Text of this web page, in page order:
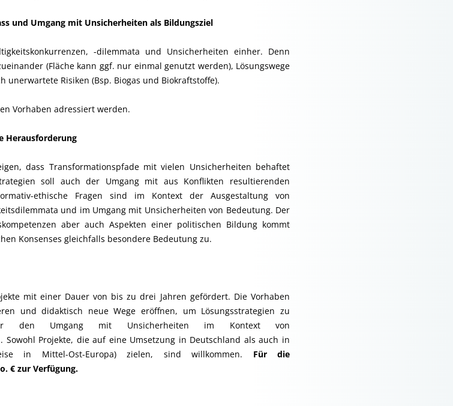
und Umgang mit Unsicherheiten als Bildungsziel
-dilemmata und Unsicherheiten einher. Denn
(Fläche kann ggf. nur einmal genutzt werden), Lösungswege
Risiken (Bsp. Biogas und Biokraftstoffe).
Vorhaben adressiert werden.
Herausforderung
dass Transformationspfade mit vielen Unsicherheiten behaftet
soll auch der Umgang mit aus Konflikten resultierenden
ethische Fragen sind im Kontext der Ausgestaltung von
und im Umgang mit Unsicherheiten von Bedeutung. Der
aber auch Aspekten einer politischen Bildung kommt
Konsenses gleichfalls besondere Bedeutung zu.
mit einer Dauer von bis zu drei Jahren gefördert. Die Vorhaben
und didaktisch neue Wege eröffnen, um Lösungsstrategien zu
den Umgang mit Unsicherheiten im Kontext von
Projekte, die auf eine Umsetzung in Deutschland als auch in
in Mittel-Ost-Europa) zielen, sind willkommen. Für die
€ zur Verfügung.